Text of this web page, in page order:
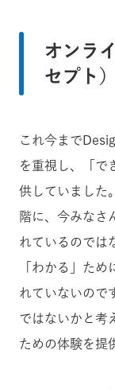
オンラ
セプト）
これ今まで
を重視し、「で
供していました
階に、今みなさ
れているのでは
「わかる」た
れていないので
ではないかと考
ための体験を提